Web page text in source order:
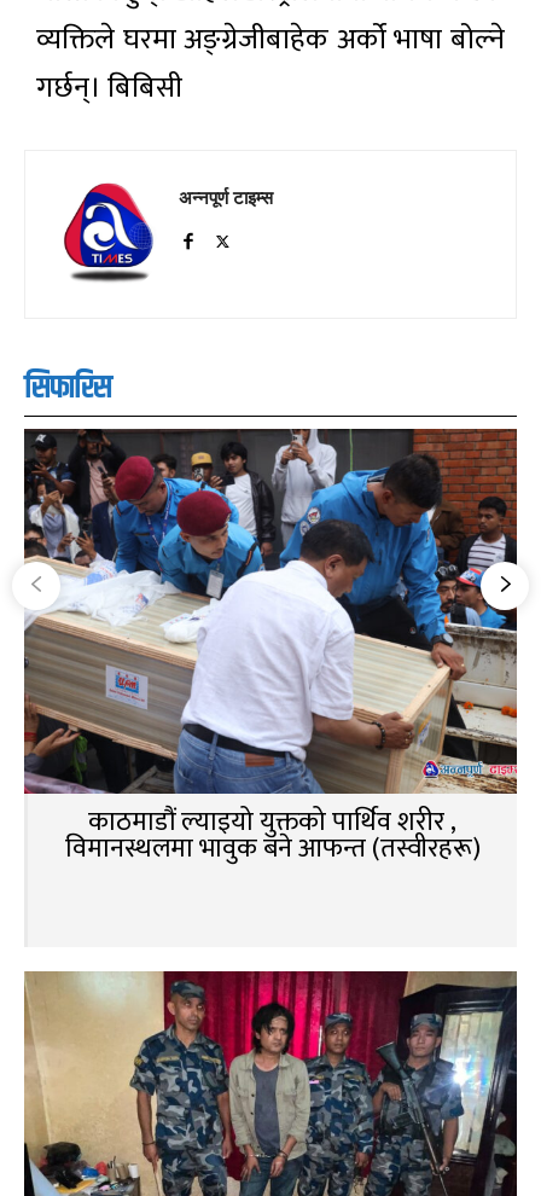
व्यक्तिले घरमा अङ्ग्रेजीबाहेक अर्को भाषा बोल्ने
गर्छन्। बिबिसी
अन्नपूर्ण टाइम्स
सिफारिस
काठमाडौं ल्याइयो युक्तको पार्थिव शरीर ,
विमानस्थलमा भावुक बने आफन्त (तस्वीरहरू)